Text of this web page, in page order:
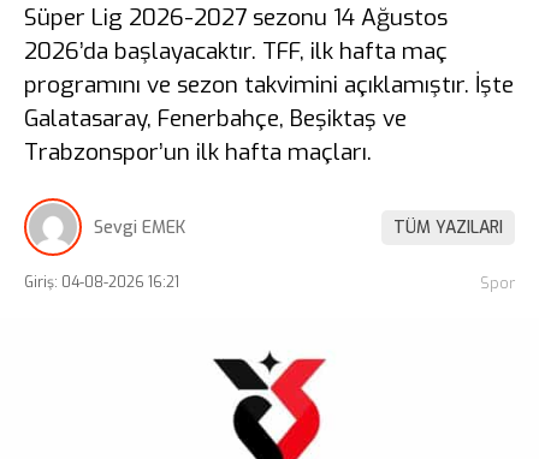
Süper Lig 2026-2027 sezonu 14 Ağustos
2026’da başlayacaktır. TFF, ilk hafta maç
programını ve sezon takvimini açıklamıştır. İşte
Galatasaray, Fenerbahçe, Beşiktaş ve
Trabzonspor’un ilk hafta maçları.
Sevgi EMEK TÜM YAZILARI
Giriş: 04-08-2026 16:21 Spor